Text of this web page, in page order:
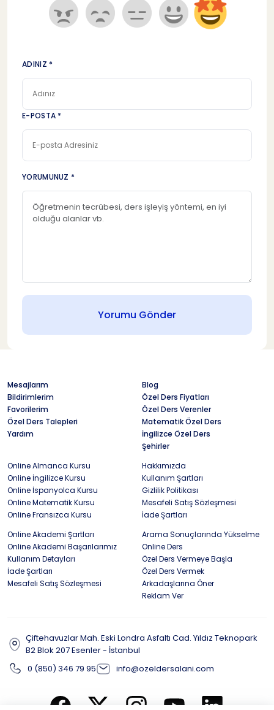
ADINIZ *
E-POSTA *
YORUMUNUZ *
Yorumu Gönder
Mesajlarım
Bildirimlerim
Favorilerim
Özel Ders Talepleri
Yardım
Blog
Özel Ders Fiyatları
Özel Ders Verenler
Matematik Özel Ders
İngilizce Özel Ders
Şehirler
Online Almanca Kursu
Online İngilizce Kursu
Online İspanyolca Kursu
Online Matematik Kursu
Online Fransızca Kursu
Hakkımızda
Kullanım Şartları
Gizlilik Politikası
Mesafeli Satış Sözleşmesi
İade Şartları
Online Akademi Şartları
Online Akademi Başarılarımız
Kullanım Detayları
İade Şartları
Mesafeli Satış Sözleşmesi
Arama Sonuçlarında Yükselme
Online Ders
Özel Ders Vermeye Başla
Özel Ders Vermek
Arkadaşlarına Öner
Reklam Ver
Çiftehavuzlar Mah. Eski Londra Asfaltı Cad. Yıldız Teknopark
B2 Blok 207 Esenler - İstanbul
0 (850) 346 79 95
info@ozeldersalani.com